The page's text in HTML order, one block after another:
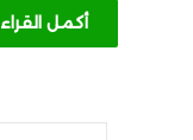
أكمل